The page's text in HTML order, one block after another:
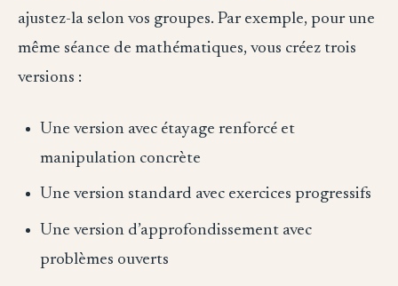
ajustez-la selon vos groupes. Par exemple, pour une
même séance de mathématiques, vous créez trois
versions :
Une version avec étayage renforcé et
manipulation concrète
Une version standard avec exercices progressifs
Une version d’approfondissement avec
problèmes ouverts